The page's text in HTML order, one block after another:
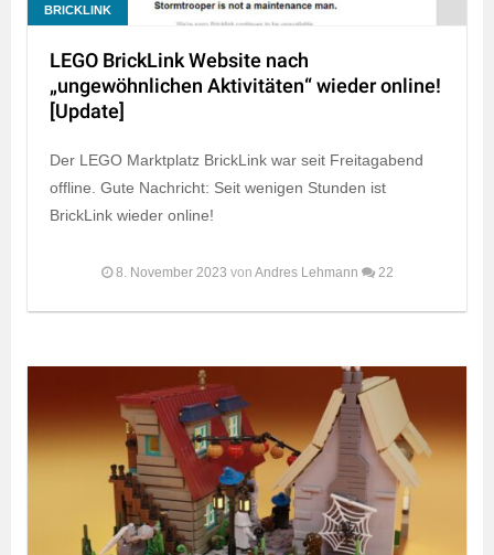
BRICKLINK
LEGO BrickLink Website nach
„ungewöhnlichen Aktivitäten“ wieder online!
[Update]
Der LEGO Marktplatz BrickLink war seit Freitagabend
offline. Gute Nachricht: Seit wenigen Stunden ist
BrickLink wieder online!
8. November 2023 von Andres Lehmann 22